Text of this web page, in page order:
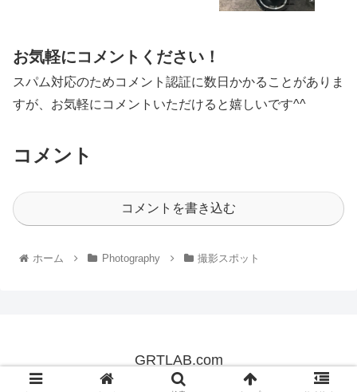
お気軽にコメントください！
スパム対応のためコメント認証に数日かかることがありま
すが、お気軽にコメントいただけると嬉しいです^^
コメント
コメントを書き込む
ホーム Photography 撮影スポット
GRTLAB.com
© 2019 GRTLAB.com.